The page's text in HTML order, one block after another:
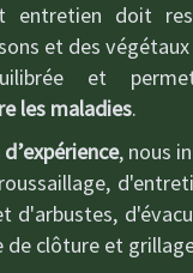
entretien doit
et des
et
les maladies.
, nous
d'arbustes,
de clôture et